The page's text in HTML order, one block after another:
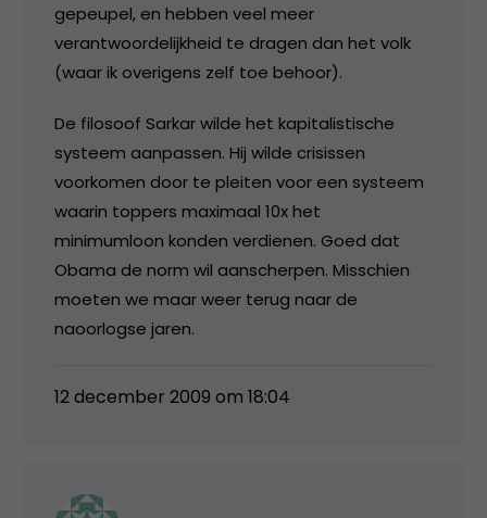
gepeupel, en hebben veel meer
verantwoordelijkheid te dragen dan het volk
(waar ik overigens zelf toe behoor).
De filosoof Sarkar wilde het kapitalistische
systeem aanpassen. Hij wilde crisissen
voorkomen door te pleiten voor een systeem
waarin toppers maximaal 10x het
minimumloon konden verdienen. Goed dat
Obama de norm wil aanscherpen. Misschien
moeten we maar weer terug naar de
naoorlogse jaren.
12 december 2009 om 18:04